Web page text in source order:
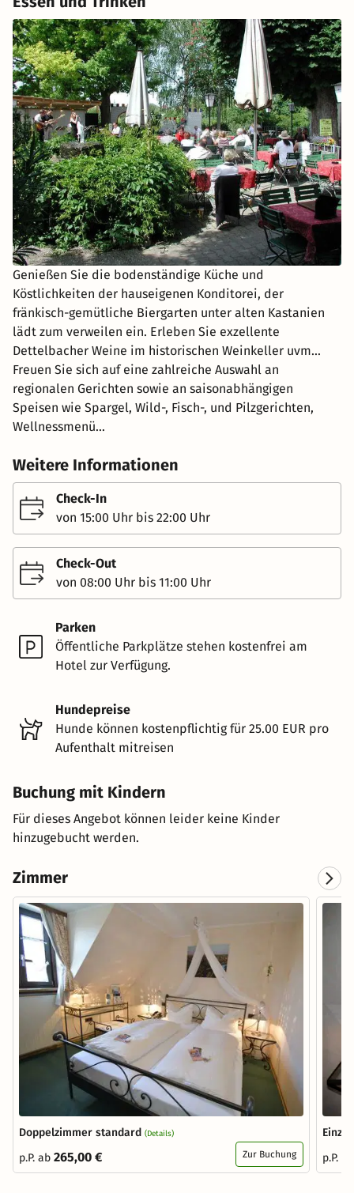
Genießen Sie die bodenständige Küche und
Köstlichkeiten der hauseigenen Konditorei, der
fränkisch-gemütliche Biergarten unter alten Kastanien
lädt zum verweilen ein. Erleben Sie exzellente
Dettelbacher Weine im historischen Weinkeller uvm...
Freuen Sie sich auf eine zahlreiche Auswahl an
regionalen Gerichten sowie an saisonabhängigen
Speisen wie Spargel, Wild-, Fisch-, und Pilzgerichten,
Wellnessmenü...
Weitere Informationen
Check-In
von 15:00 Uhr bis 22:00 Uhr
Check-Out
von 08:00 Uhr bis 11:00 Uhr
Parken
Öffentliche Parkplätze stehen kostenfrei am
Hotel zur Verfügung.
Hundepreise
Hunde können kostenpflichtig für 25.00 EUR pro
Aufenthalt mitreisen
Buchung mit Kindern
Für dieses Angebot können leider keine Kinder
hinzugebucht werden.
Zimmer
Doppelzimmer standard (Details)
p.P. ab 265,00 € Zur Buchung
p.P.